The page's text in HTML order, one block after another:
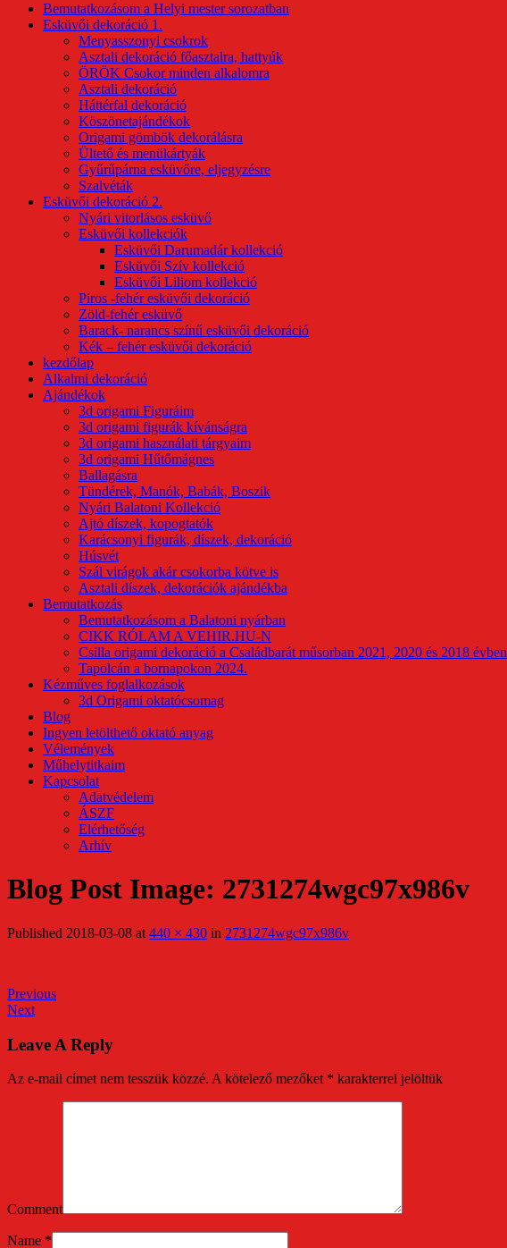
Bemutatkozásom a Helyi mester sorozatban
Esküvői dekoráció 1.
Menyasszonyi csokrok
Asztali dekoráció főasztalra, hattyúk
ÖRÖK Csokor minden alkalomra
Asztali dekoráció
Háttérfal dekoráció
Köszönetajándékok
Origami gömbök dekorálásra
Ültető és menükártyák
Gyűrűpárna esküvőre, eljegyzésre
Szalvéták
Esküvői dekoráció 2.
Nyári vitorlásos esküvő
Esküvői kollekciók
Esküvői Darumadár kollekció
Esküvői Szív kollekció
Esküvői Liliom kollekció
Piros -fehér esküvői dekoráció
Zöld-fehér esküvő
Barack- narancs színű esküvői dekoráció
Kék – fehér esküvői dekoráció
kezdőlap
Alkalmi dekoráció
Ajándékok
3d origami Figuráim
3d origami figurák kívánságra
3d origami használati tárgyaim
3d origami Hűtőmágnes
Ballagásra
Tündérek, Manók, Babák, Boszik
Nyári Balatoni Kollekció
Ajtó díszek, kopogtatók
Karácsonyi figurák, díszek, dekoráció
Húsvét
Szál virágok akár csokorba kötve is
Asztali díszek, dekorációk ajándékba
Bemutatkozás
Bemutatkozásom a Balatoni nyárban
CIKK RÓLAM A VEHIR.HU-N
Csilla origami dekoráció a Családbarát műsorban 2021, 2020 és 2018 évben
Tapolcán a bornapokon 2024.
Kézműves foglalkozások
3d Origami oktatócsomag
Blog
Ingyen letölthető oktató anyag
Vélemények
Műhelytitkaim
Kapcsolat
Adatvédelem
ÁSZF
Elérhetőség
Arhív
Blog Post Image: 2731274wgc97x986v
Published 2018-03-08 at 440 × 430 in 2731274wgc97x986v
Previous
Next
Leave A Reply
Az e-mail címet nem tesszük közzé. A kötelező mezőket * karakterrel jelöltük
Comment
Name *